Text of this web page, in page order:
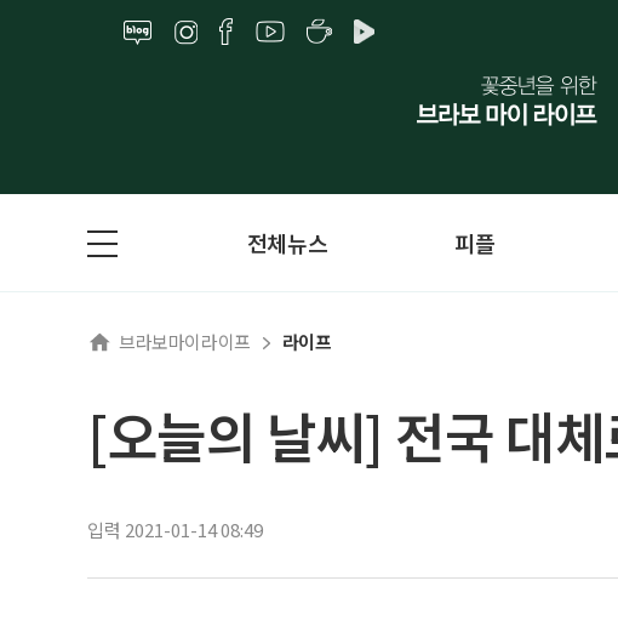
전체뉴스 피플
브라보마이라이프 라이프
[오늘의 날씨] 전국 대
입력 2021-01-14 08:49